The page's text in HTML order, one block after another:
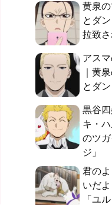
黄泉
とダ
拉致
アス
｜黄
とダン
黒谷
キ・
のツ
ジ」
君の
いだ
「ユ